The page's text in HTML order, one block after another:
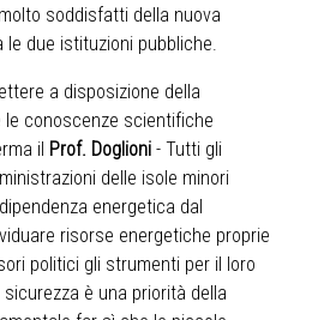
soddisfatti della nuova
le due istituzioni pubbliche.
a disposizione della
conoscenze scientifiche
il Prof. Doglioni - Tutti gli
delle isole minori
energetica dal
risorse energetiche proprie
politici gli strumenti per il loro
è una priorità della